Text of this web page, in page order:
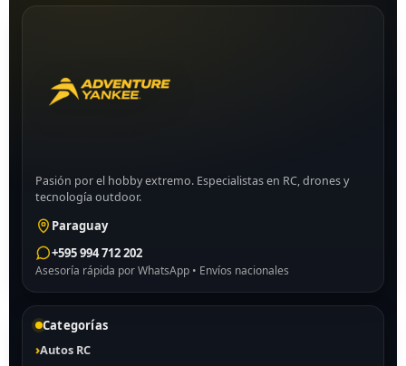
Pasión por el hobby extremo. Especialistas en RC, drones y
tecnología outdoor.
Paraguay
+595 994 712 202
Asesoría rápida por WhatsApp • Envíos nacionales
Categorías
Autos RC